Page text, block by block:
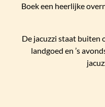
Boek een heerlijke
De jacuzzi staat buiten
landgoed en ’s